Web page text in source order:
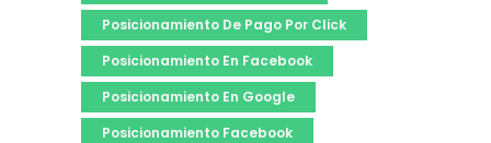
Posicionamiento De Pago Por Click
Posicionamiento En Facebook
Posicionamiento En Google
Posicionamiento Facebook